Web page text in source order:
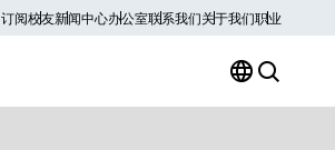
订阅校友新闻中心办公室联系我们关于我们职业